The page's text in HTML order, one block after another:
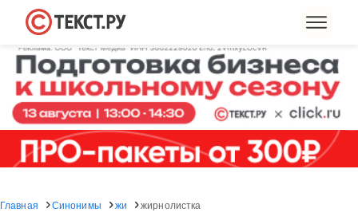
Главная Синонимы жи жирнолистка